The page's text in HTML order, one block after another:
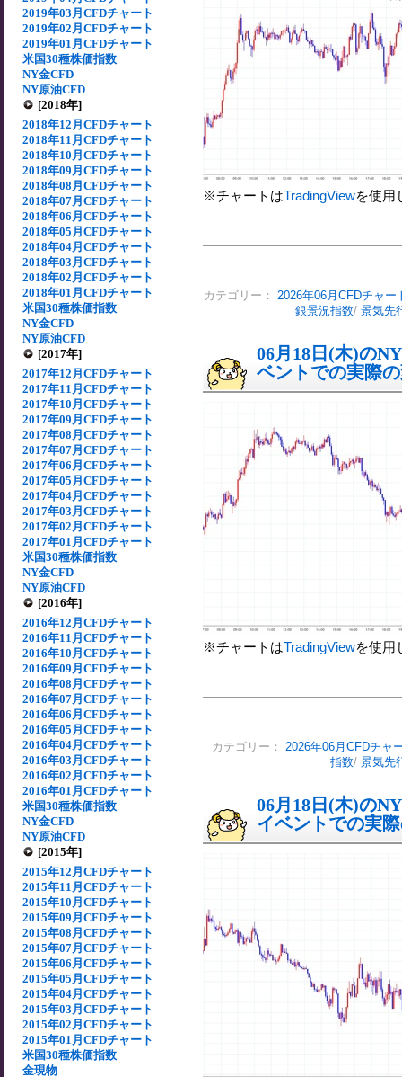
2019年03月CFDチャート
2019年02月CFDチャート
2019年01月CFDチャート
米国30種株価指数
NY金CFD
NY原油CFD
[2018年]
2018年12月CFDチャート
2018年11月CFDチャート
2018年10月CFDチャート
2018年09月CFDチャート
2018年08月CFDチャート
2018年07月CFDチャート
2018年06月CFDチャート
2018年05月CFDチャート
2018年04月CFDチャート
2018年03月CFDチャート
2018年02月CFDチャート
2018年01月CFDチャート
米国30種株価指数
NY金CFD
NY原油CFD
[2017年]
2017年12月CFDチャート
2017年11月CFDチャート
2017年10月CFDチャート
2017年09月CFDチャート
2017年08月CFDチャート
2017年07月CFDチャート
2017年06月CFDチャート
2017年05月CFDチャート
2017年04月CFDチャート
2017年03月CFDチャート
2017年02月CFDチャート
2017年01月CFDチャート
米国30種株価指数
NY金CFD
NY原油CFD
[2016年]
2016年12月CFDチャート
2016年11月CFDチャート
2016年10月CFDチャート
2016年09月CFDチャート
2016年08月CFDチャート
2016年07月CFDチャート
2016年06月CFDチャート
2016年05月CFDチャート
2016年04月CFDチャート
2016年03月CFDチャート
2016年02月CFDチャート
2016年01月CFDチャート
米国30種株価指数
NY金CFD
NY原油CFD
[2015年]
2015年12月CFDチャート
2015年11月CFDチャート
2015年10月CFDチャート
2015年09月CFDチャート
2015年08月CFDチャート
2015年07月CFDチャート
2015年06月CFDチャート
2015年05月CFDチャート
2015年04月CFDチャート
2015年03月CFDチャート
2015年02月CFDチャート
2015年01月CFDチャート
米国30種株価指数
金現物
※チャートはTradingViewを使用
カテゴリー： 2026年06月CFDチャー
銀景況指数/ 景気先
06月18日(木)の
ベントでの実際
※チャートはTradingViewを使用
カテゴリー： 2026年06月CFDチャ
指数/ 景気先
06月18日(木)の
イベントでの実